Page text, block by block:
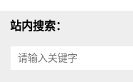
站内搜索：